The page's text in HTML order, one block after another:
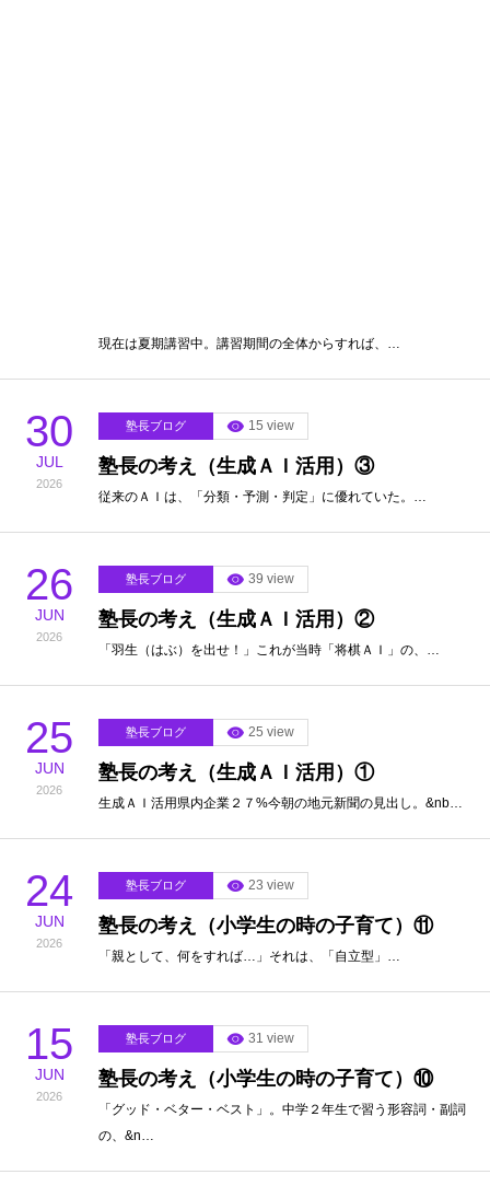
現在は夏期講習中。講習期間の全体からすれば、…
30
JUL
2026
塾長ブログ 15 view
塾長の考え（生成ＡＩ活用）③
従来のＡＩは、「分類・予測・判定」に優れていた。…
26
JUN
2026
塾長ブログ 39 view
塾長の考え（生成ＡＩ活用）②
「羽生（はぶ）を出せ！」これが当時「将棋ＡＩ」の、…
25
JUN
2026
塾長ブログ 25 view
塾長の考え（生成ＡＩ活用）①
生成ＡＩ活用県内企業２７%今朝の地元新聞の見出し。&nb…
24
JUN
2026
塾長ブログ 23 view
塾長の考え（小学生の時の子育て）⑪
「親として、何をすれば…」それは、「自立型」…
15
JUN
2026
塾長ブログ 31 view
塾長の考え（小学生の時の子育て）⑩
「グッド・ベター・ベスト」。中学２年生で習う形容詞・副詞
の、&n…